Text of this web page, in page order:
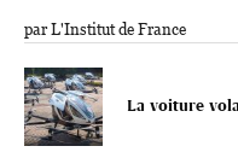
par L'Institut de France
La voiture